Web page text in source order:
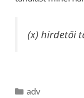
(x) hirdetői
Kategória
adv